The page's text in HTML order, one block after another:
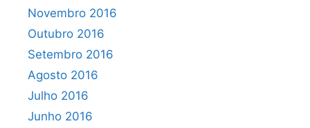
Novembro 2016
Outubro 2016
Setembro 2016
Agosto 2016
Julho 2016
Junho 2016